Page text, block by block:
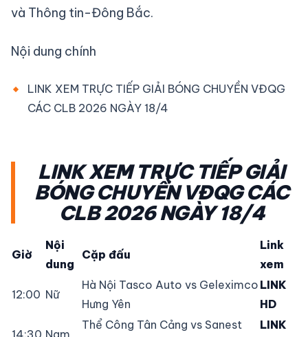
và Thông tin-Đông Bắc.
Nội dung chính
LINK XEM TRỰC TIẾP GIẢI BÓNG CHUYỀN VĐQG
CÁC CLB 2026 NGÀY 18/4
LINK XEM TRỰC TIẾP GIẢI
BÓNG CHUYỀN VĐQG CÁC
CLB 2026 NGÀY 18/4
Giờ
Nội
dung
Cặp đấu
Link
xem
12:00 Nữ
Hà Nội Tasco Auto vs Geleximco
Hưng Yên
LINK
HD
Thể Công Tân Cảng vs Sanest
LINK